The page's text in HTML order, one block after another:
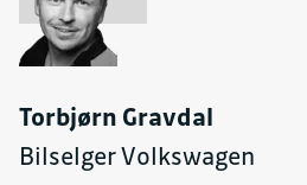
Torbjørn Gravdal
Bilselger Volkswagen